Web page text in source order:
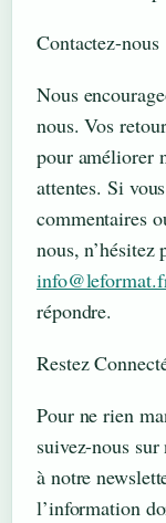
Contactez-nous
Nous
nous. Vos
pour améliorer
attentes. Si
commentaires
nous, n’hésitez
répondre.
Restez
Pour ne rien
suivez-nous
à notre
l’information